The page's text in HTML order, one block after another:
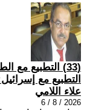
(33) التطبيع مع
التطبيع مع
علاء اللامي
2026 / 8 / 6